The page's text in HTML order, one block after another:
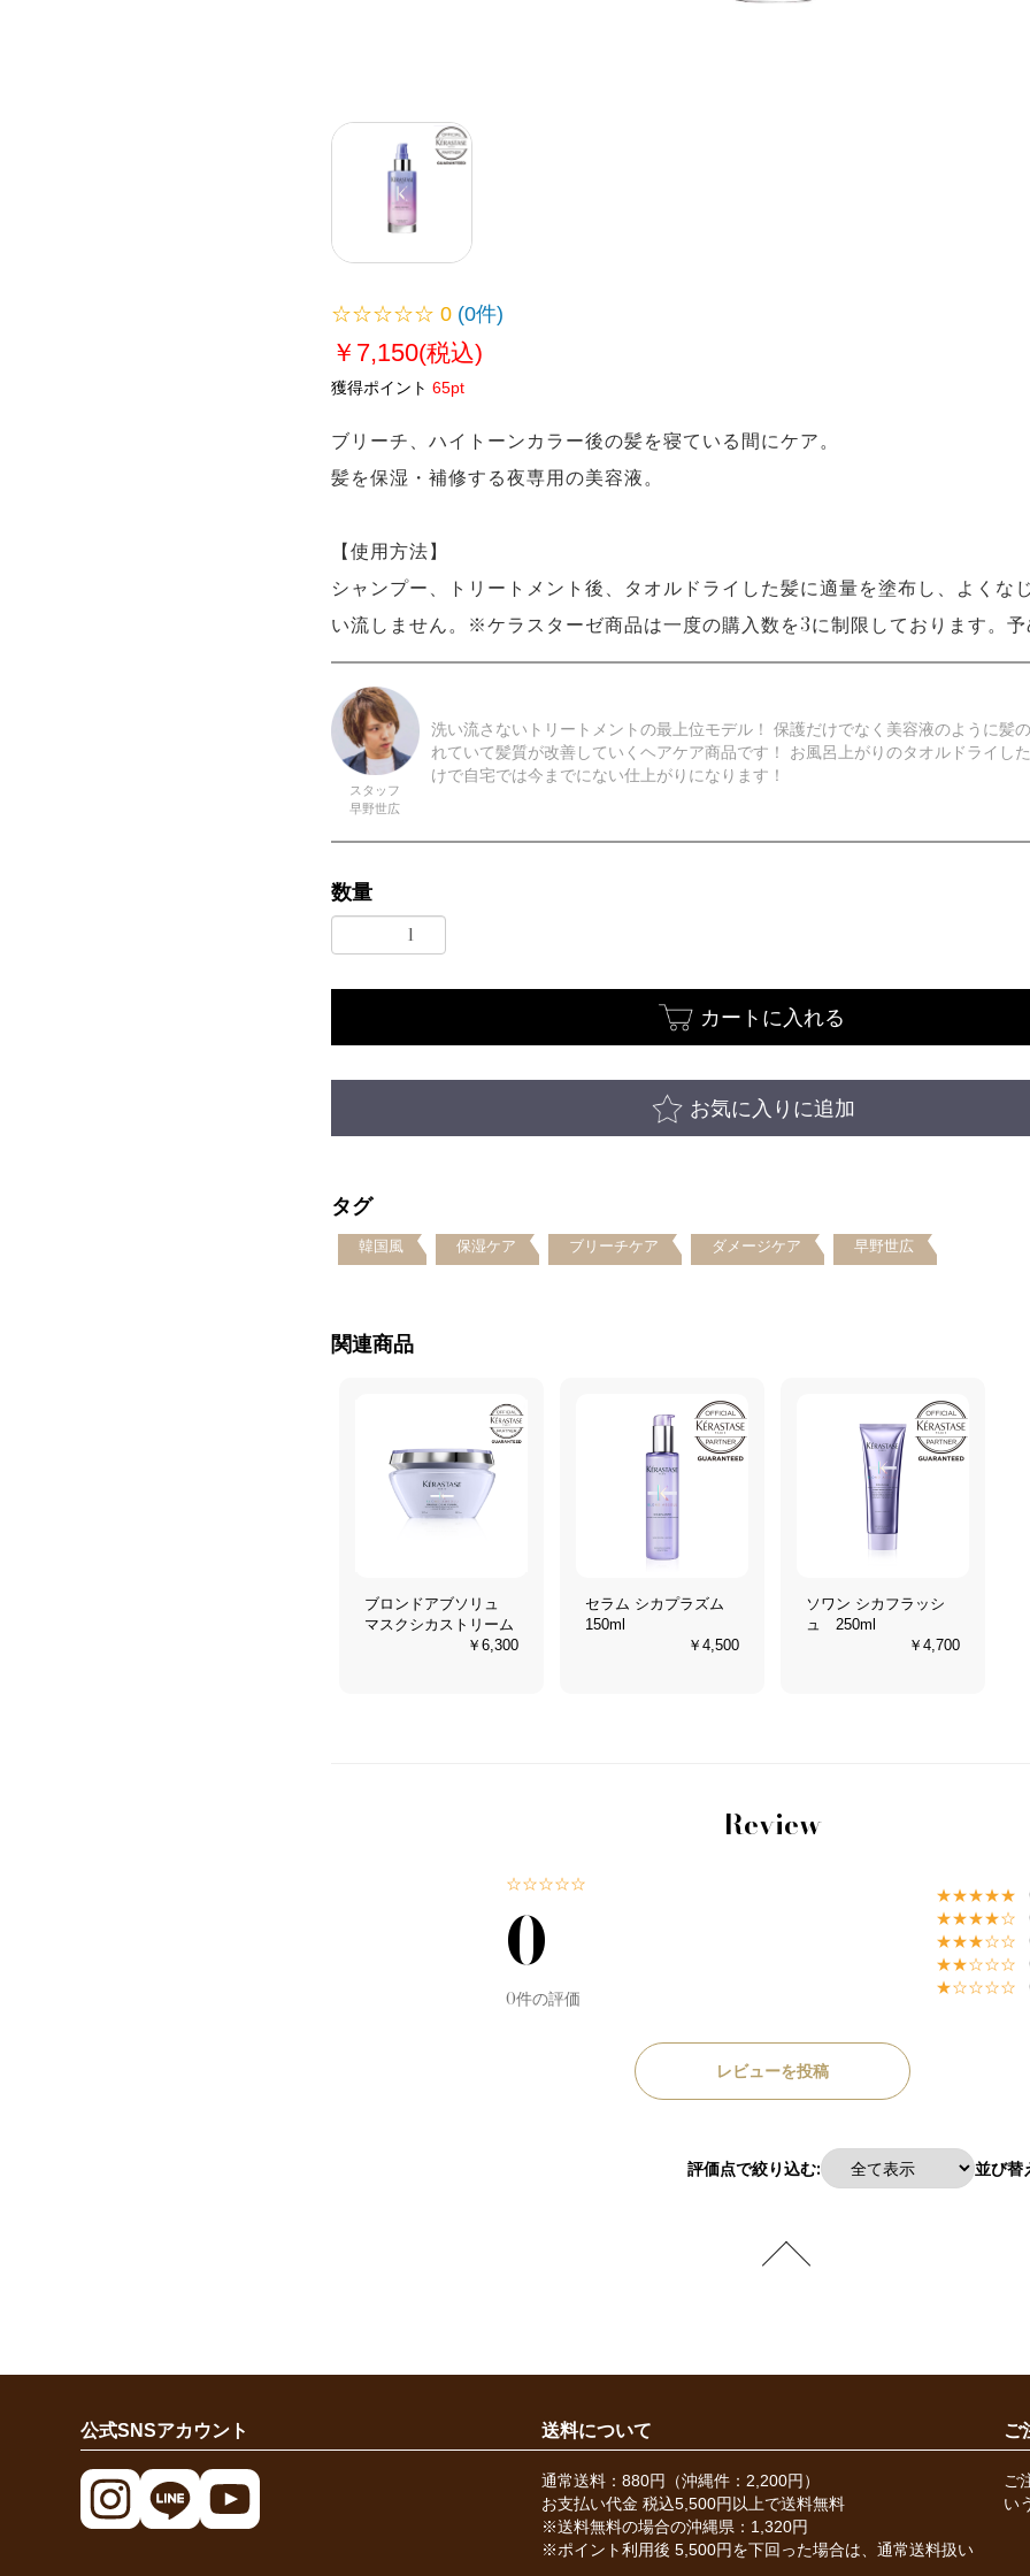
☆☆☆☆☆ 0 (0件)
￥7,150(税込)
獲得ポイント 65pt
ブリーチ、ハイトーンカラー後の髪を寝ている間にケア。
髪を保湿・補修する夜専用の美容液。
【使用方法】
シャンプー、トリートメント後、タオルドライした髪に適量を塗布し、よくな
い流しません。※ケラスターゼ商品は一度の購入数を3に制限しております。予
スタッフ
早野世広
洗い流さないトリートメントの最上位モデル！ 保護だけでなく美容液のように髪
れていて髪質が改善していくヘアケア商品です！ お風呂上がりのタオルドライし
けで自宅では今までにない仕上がりになります！
数量
カートに入れる
お気に入りに追加
タグ
韓国風 保湿ケア ブリーチケア ダメージケア 早野世広
関連商品
ブロンドアブソリュ
マスクシカストリーム
￥6,300
セラム シカプラズム
150ml
￥4,500
ソワン シカフラッシ
ュ 250ml
￥4,700
Review
☆☆☆☆☆
0
0件の評価
★★★★★
★★★★☆
★★★☆☆
★★☆☆☆
★☆☆☆☆
レビューを投稿
評価点で絞り込む: 並び替
公式SNSアカウント 送料について
通常送料：880円（沖縄件：2,200円）
お支払い代金 税込5,500円以上で送料無料
※送料無料の場合の沖縄県：1,320円
※ポイント利用後 5,500円を下回った場合は、通常送料扱い
ご
ご
い